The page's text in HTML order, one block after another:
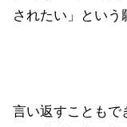
されたい」という
言い返すこともで